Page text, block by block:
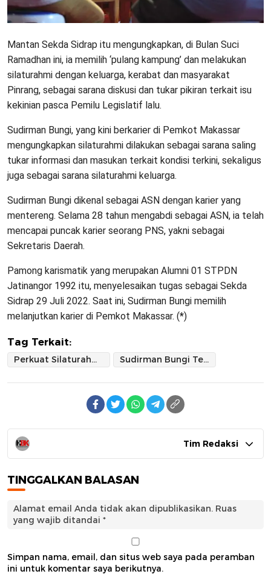
Mantan Sekda Sidrap itu mengungkapkan, di Bulan Suci
Ramadhan ini, ia memilih ‘pulang kampung’ dan melakukan
silaturahmi dengan keluarga, kerabat dan masyarakat
Pinrang, sebagai sarana diskusi dan tukar pikiran terkait isu
kekinian pasca Pemilu Legislatif lalu.
Sudirman Bungi, yang kini berkarier di Pemkot Makassar
mengungkapkan silaturahmi dilakukan sebagai sarana saling
tukar informasi dan masukan terkait kondisi terkini, sekaligus
juga sebagai sarana silaturahmi keluarga.
Sudirman Bungi dikenal sebagai ASN dengan karier yang
mentereng. Selama 28 tahun mengabdi sebagai ASN, ia telah
mencapai puncak karier seorang PNS, yakni sebagai
Sekretaris Daerah.
Pamong karismatik yang merupakan Alumni 01 STPDN
Jatinangor 1992 itu, menyelesaikan tugas sebagai Sekda
Sidrap 29 Juli 2022. Saat ini, Sudirman Bungi memilih
melanjutkan karier di Pemkot Makassar. (*)
Tag Terkait:
Perkuat Silaturahmi di Moment Ramadhan Sudirman Bungi Temui Tokoh Masyarakat Pinrang
Tim Redaksi
TINGGALKAN BALASAN
Alamat email Anda tidak akan dipublikasikan. Ruas
yang wajib ditandai *
Simpan nama, email, dan situs web saya pada peramban
ini untuk komentar saya berikutnya.